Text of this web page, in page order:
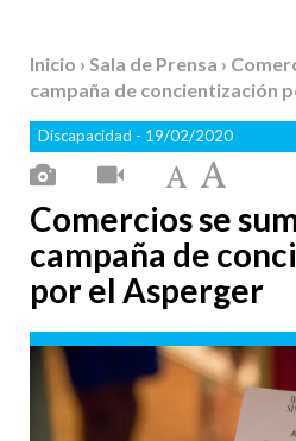
Inicio › Sala de Prensa ›
campaña de concientización
Discapacidad - 19/02/2020
Comercios se
campaña de
por el Asperger